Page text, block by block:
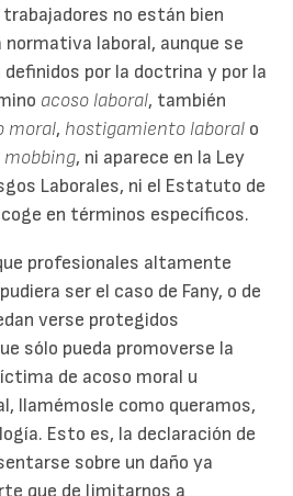
no están bien
laboral, aunque se
por la doctrina y por la
acoso laboral, también
moral, hostigamiento laboral o
mobbing, ni aparece en la Ley
Laborales, ni el Estatuto de
en términos específicos.
profesionales altamente
ser el caso de Fany, o de
verse protegidos
sólo pueda promoverse la
de acoso moral u
llamémosle como queramos,
Esto es, la declaración de
sobre un daño ya
que de limitarnos a